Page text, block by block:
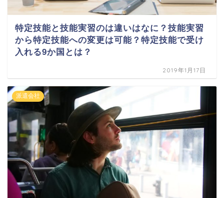
特定技能と技能実習のは違いはなに？技能実習
から特定技能への変更は可能？特定技能で受け
入れる9か国とは？
2019年1月17日
派遣会社